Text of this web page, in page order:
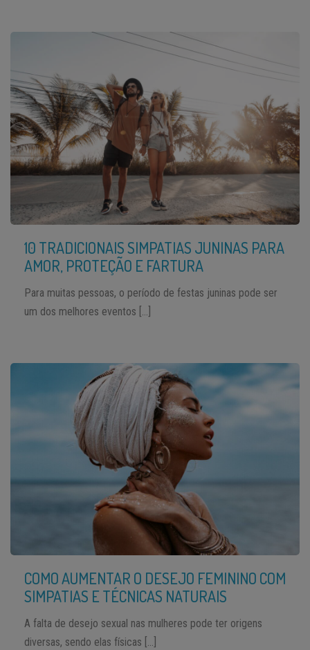
10 TRADICIONAIS SIMPATIAS JUNINAS PARA
AMOR, PROTEÇÃO E FARTURA
Para muitas pessoas, o período de festas juninas pode ser
um dos melhores eventos […]
COMO AUMENTAR O DESEJO FEMININO COM
SIMPATIAS E TÉCNICAS NATURAIS
A falta de desejo sexual nas mulheres pode ter origens
diversas, sendo elas físicas […]